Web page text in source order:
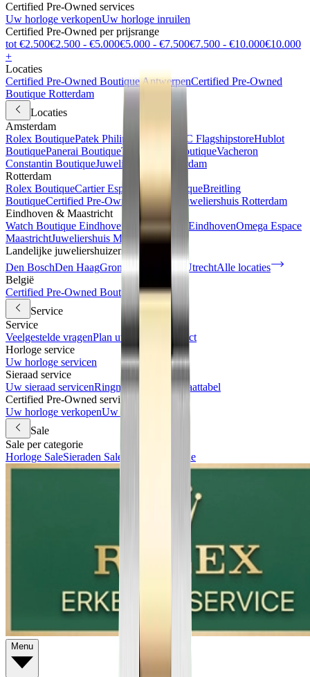
Certified Pre-Owned services
Uw horloge verkopenUw horloge inruilen
Certified Pre-Owned per prijsrange
tot €2.500€2.500 - €5.000€5.000 - €7.500€7.500 - €10.000€10.000
+
Locaties
Certified Pre-Owned Boutique AntwerpenCertified Pre-Owned
Boutique Rotterdam
Locaties
Amsterdam
Rolex BoutiquePatek Philippe Espace IWC FlagshipstoreHublot
BoutiquePanerai BoutiqueTAG Heuer BoutiqueVacheron
Constantin BoutiqueJuweliershuis Amsterdam
Rotterdam
Rolex BoutiqueCartier Espace IWC BoutiqueBreitling
BoutiqueCertified Pre-Owned Boutique
Juweliershuis Rotterdam
Eindhoven & Maastricht
Watch Boutique Eindhoven
Juweliershuis EindhovenOmega Espace
MaastrichtJuweliershuis Maastricht
Landelijke juweliershuizen
Den BoschDen HaagGroningen UtrechtAlle locaties
België
Certified Pre-Owned Boutique
Service
Service
Veelgestelde vragenPlan uw bezoek
Contact
Horloge service
Uw horloge servicen
Sieraad service
Uw sieraad servicenRingmaat meten & maattabel
Certified Pre-Owned services
Uw horloge verkopenUw horloge inruilen
Sale
Sale per categorie
Horloge SaleSieraden Sale Accessoires Sale
Menu